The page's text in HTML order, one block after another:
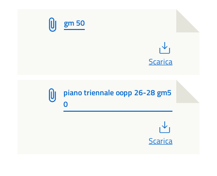
gm 50
Scarica
piano triennale oopp 26-28 gm5
0
Scarica